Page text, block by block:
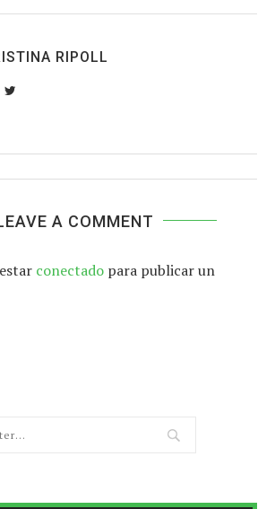
RIPOLL
A COMMENT
conectado para publicar un